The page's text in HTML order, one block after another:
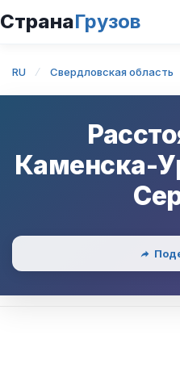
СтранаГрузов
RU Свердловская область
Каменска-